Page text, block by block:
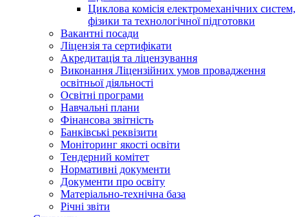
Циклова комісія електромеханічних систем,
фізики та технологічної підготовки
Вакантні посади
Ліцензія та сертифікати
Акредитація та ліцензування
Виконання Ліцензійних умов провадження
освітньої діяльності
Освітні програми
Навчальні плани
Фінансова звітність
Банківські реквізити
Моніторинг якості освіти
Тендерний комітет
Нормативні документи
Документи про освіту
Матеріально-технічна база
Річні звіти